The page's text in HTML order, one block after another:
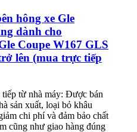
hông xe Gle
dành cho
Coupe W167 GLS
lên (mua trực tiếp
từ nhà máy: Được bán
sản xuất, loại bỏ khâu
chi phí và đảm bảo chất
cũng như giao hàng đúng